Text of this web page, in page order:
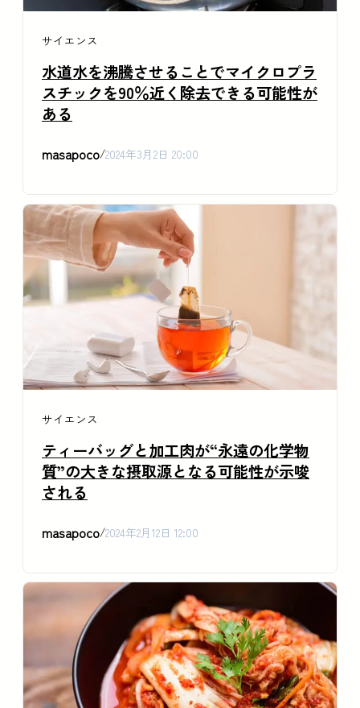
サイエンス
水道水を沸騰させることでマイクロプラ
スチックを90％近く除去できる可能性が
ある
masapoco/2024年3月2日 20:00
サイエンス
ティーバッグと加工肉が“永遠の化学物
質”の大きな摂取源となる可能性が示唆
される
masapoco/2024年2月12日 12:00